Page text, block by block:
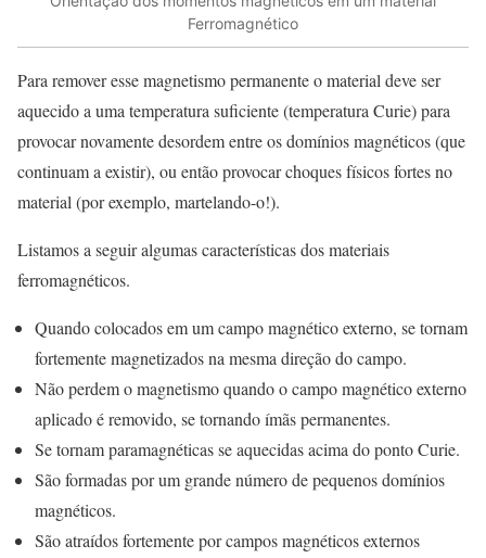
Ferromagnético
Para remover esse magnetismo permanente o material deve ser
aquecido a uma temperatura suficiente (temperatura Curie) para
provocar novamente desordem entre os domínios magnéticos (que
continuam a existir), ou então provocar choques físicos fortes no
material (por exemplo, martelando-o!).
Listamos a seguir algumas características dos materiais
ferromagnéticos.
Quando colocados em um campo magnético externo, se tornam
fortemente magnetizados na mesma direção do campo.
Não perdem o magnetismo quando o campo magnético externo
aplicado é removido, se tornando ímãs permanentes.
Se tornam paramagnéticas se aquecidas acima do ponto Curie.
São formadas por um grande número de pequenos domínios
magnéticos.
São atraídos fortemente por campos magnéticos externos